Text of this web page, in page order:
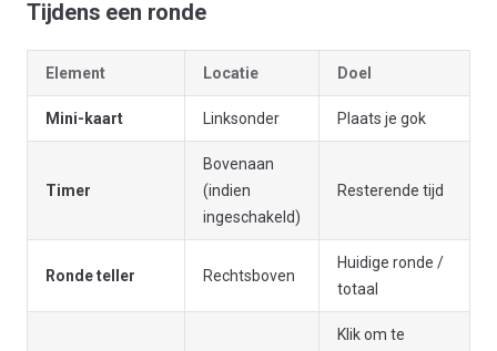
Tijdens een ronde
Element Locatie Doel
Mini-kaart Linksonder Plaats je gok
Timer
Bovenaan
(indien
ingeschakeld)
Resterende tijd
Ronde teller Rechtsboven
Huidige ronde /
totaal
Klik om te